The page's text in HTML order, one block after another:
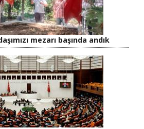
mezarı başında andık